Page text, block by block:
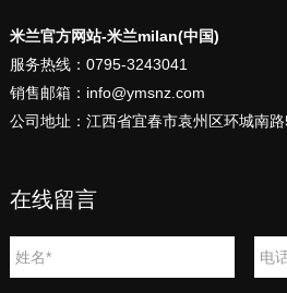
米兰官方网站-米兰milan(中国)
服务热线：0795-3243041
销售邮箱：info@ymsnz.com
公司地址：江西省宜春市袁州区环城南
在线留言